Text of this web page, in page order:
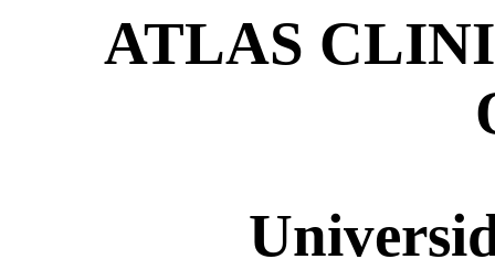
ATLAS